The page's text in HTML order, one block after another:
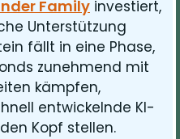
Family investiert,
Unterstützung
fällt in eine Phase,
zunehmend mit
kämpfen,
entwickelnde KI-
Kopf stellen.